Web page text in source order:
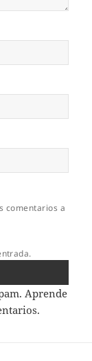
comentarios a
Aprende